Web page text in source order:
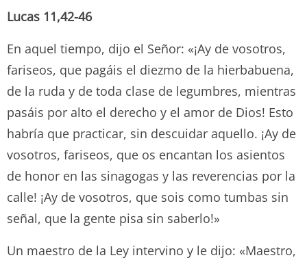
Lucas 11,42-46
En aquel tiempo, dijo el Señor: «¡Ay de vosotros,
fariseos, que pagáis el diezmo de la hierbabuena,
de la ruda y de toda clase de legumbres, mientras
pasáis por alto el derecho y el amor de Dios! Esto
habría que practicar, sin descuidar aquello. ¡Ay de
vosotros, fariseos, que os encantan los asientos
de honor en las sinagogas y las reverencias por la
calle! ¡Ay de vosotros, que sois como tumbas sin
señal, que la gente pisa sin saberlo!»
Un maestro de la Ley intervino y le dijo: «Maestro,